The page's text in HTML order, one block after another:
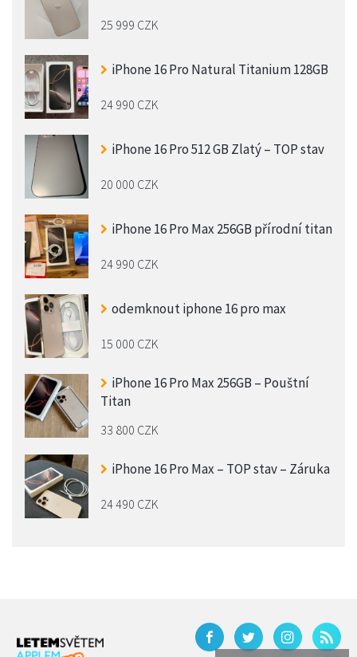
25 999 CZK
iPhone 16 Pro Natural Titanium 128GB
24 990 CZK
iPhone 16 Pro 512 GB Zlatý – TOP stav
20 000 CZK
iPhone 16 Pro Max 256GB přírodní titan
24 990 CZK
odemknout iphone 16 pro max
15 000 CZK
iPhone 16 Pro Max 256GB – Pouštní
Titan
33 800 CZK
iPhone 16 Pro Max – TOP stav – Záruka
24 490 CZK